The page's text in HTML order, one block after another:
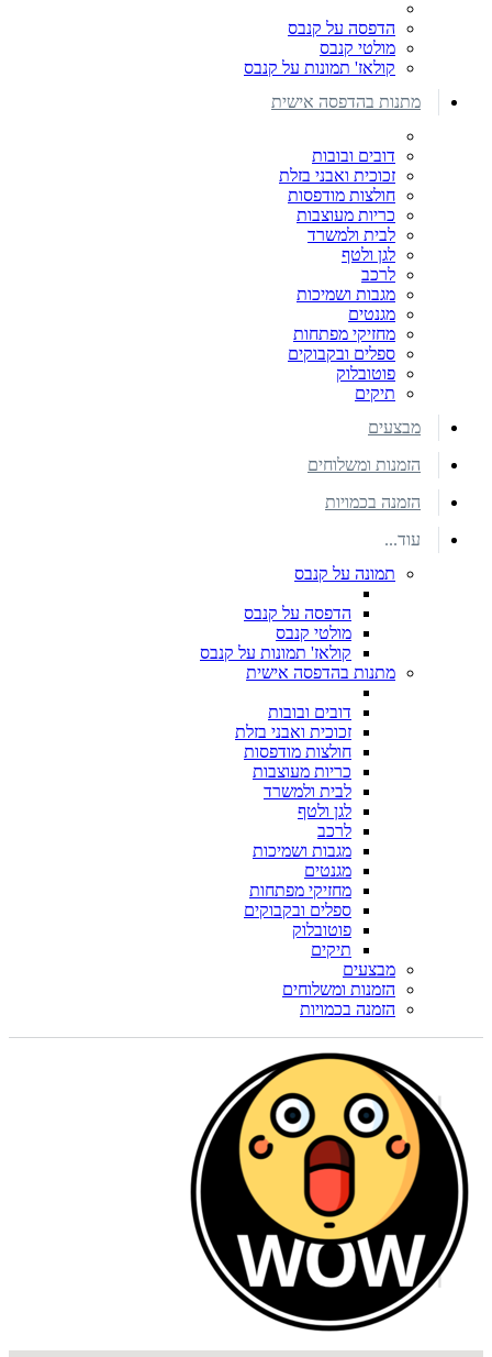
הדפסה על קנבס
מולטי קנבס
קולאז' תמונות על קנבס
מתנות בהדפסה אישית
דובים ובובות
זכוכית ואבני בזלת
חולצות מודפסות
כריות מעוצבות
לבית ולמשרד
לגן ולטף
לרכב
מגבות ושמיכות
מגנטים
מחזיקי מפתחות
ספלים ובקבוקים
פוטובלוק
תיקים
מבצעים
הזמנות ומשלוחים
הזמנה בכמויות
עוד...
תמונה על קנבס
הדפסה על קנבס
מולטי קנבס
קולאז' תמונות על קנבס
מתנות בהדפסה אישית
דובים ובובות
זכוכית ואבני בזלת
חולצות מודפסות
כריות מעוצבות
לבית ולמשרד
לגן ולטף
לרכב
מגבות ושמיכות
מגנטים
מחזיקי מפתחות
ספלים ובקבוקים
פוטובלוק
תיקים
מבצעים
הזמנות ומשלוחים
הזמנה בכמויות